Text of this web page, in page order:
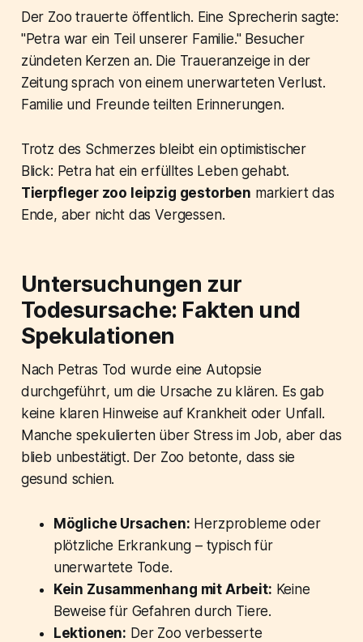
Der Zoo trauerte öffentlich. Eine Sprecherin sagte:
"Petra war ein Teil unserer Familie." Besucher
zündeten Kerzen an. Die Traueranzeige in der
Zeitung sprach von einem unerwarteten Verlust.
Familie und Freunde teilten Erinnerungen.
Trotz des Schmerzes bleibt ein optimistischer
Blick: Petra hat ein erfülltes Leben gehabt.
Tierpfleger zoo leipzig gestorben markiert das
Ende, aber nicht das Vergessen.
Untersuchungen zur
Todesursache: Fakten und
Spekulationen
Nach Petras Tod wurde eine Autopsie
durchgeführt, um die Ursache zu klären. Es gab
keine klaren Hinweise auf Krankheit oder Unfall.
Manche spekulierten über Stress im Job, aber das
blieb unbestätigt. Der Zoo betonte, dass sie
gesund schien.
Mögliche Ursachen: Herzprobleme oder
plötzliche Erkrankung – typisch für
unerwartete Tode.
Kein Zusammenhang mit Arbeit: Keine
Beweise für Gefahren durch Tiere.
Lektionen: Der Zoo verbesserte